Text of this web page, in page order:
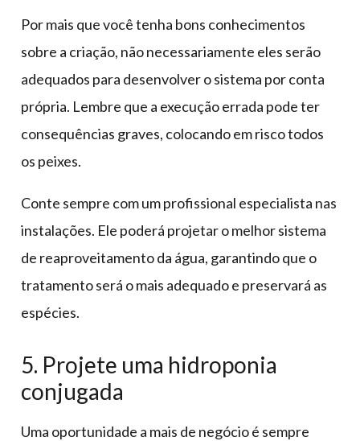
Por mais que você tenha bons conhecimentos
sobre a criação, não necessariamente eles serão
adequados para desenvolver o sistema por conta
própria. Lembre que a execução errada pode ter
consequências graves, colocando em risco todos
os peixes.
Conte sempre com um profissional especialista nas
instalações. Ele poderá projetar o melhor sistema
de reaproveitamento da água, garantindo que o
tratamento será o mais adequado e preservará as
espécies.
5. Projete uma hidroponia
conjugada
Uma oportunidade a mais de negócio é sempre